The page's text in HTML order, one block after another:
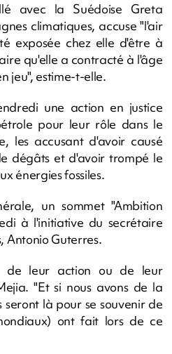
avec la Suédoise Greta
climatiques, accuse "l'air
exposée chez elle d'être à
qu'elle a contracté à l'âge
jeu", estime-t-elle.
une action en justice
pour leur rôle dans le
les accusant d'avoir causé
dégâts et d'avoir trompé le
énergies fossiles.
un sommet "Ambition
à l'initiative du secrétaire
Antonio Guterres.
de leur action ou de leur
"Et si nous avons de la
seront là pour se souvenir de
ont fait lors de ce